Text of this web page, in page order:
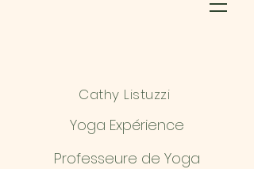
Cathy Listuzzi
Yoga Expérience
Professeure de Yoga